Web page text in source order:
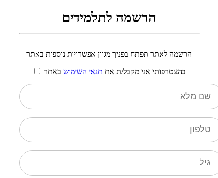
הרשמה לתלמידים
הרשמה לאתר תפתח בפניך מגוון אפשרויות נוספות באתר
בהצטרפותי אני מקבל/ת את תנאי השימוש באתר